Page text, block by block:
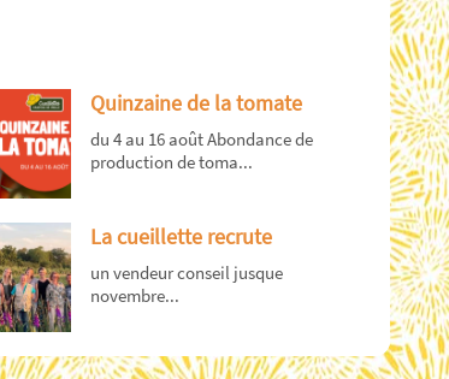
Quinzaine de la tomate
du 4 au 16 août Abondance de
production de toma...
La cueillette recrute
un vendeur conseil jusque
novembre...